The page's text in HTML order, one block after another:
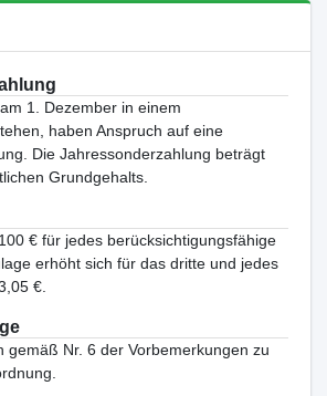
1. Dezember in einem
haben Anspruch auf eine
Die Jahressonderzahlung beträgt
Grundgehalts.
€ für jedes berücksichtigungsfähige
erhöht sich für das dritte und jedes
€.
gemäß Nr. 6 der Vorbemerkungen zu